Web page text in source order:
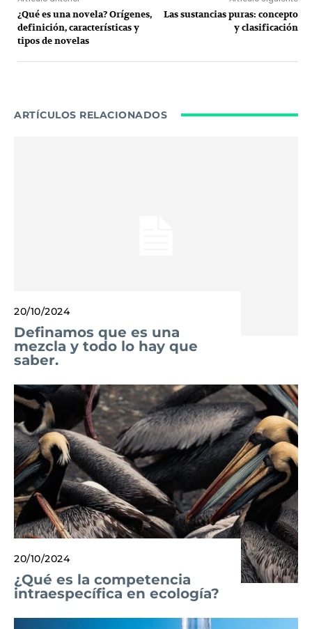
¿Qué es una novela? Orígenes,
definición, características y
tipos de novelas
Las sustancias puras: concepto
y clasificación
ARTÍCULOS RELACIONADOS
20/10/2024
Definamos que es una
mezcla y todo lo hay que
saber.
20/10/2024
¿Qué es la competencia
intraespecífica en ecología?